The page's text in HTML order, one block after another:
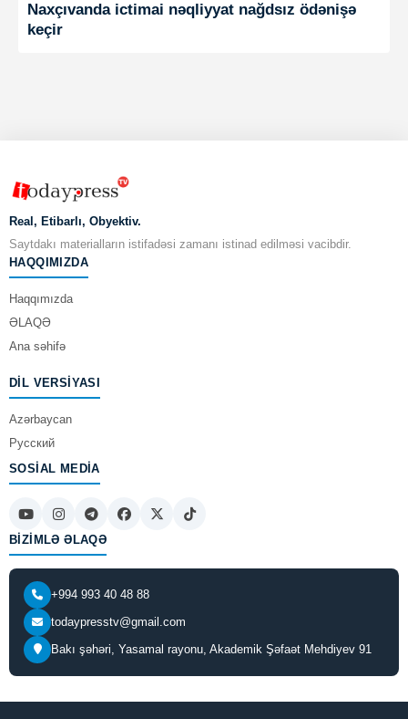
Naxçıvanda ictimai nəqliyyat nağdsız ödənişə
keçir
Real, Etibarlı, Obyektiv.
Saytdakı materialların istifadəsi zamanı istinad edilməsi vacibdir.
HAQQIMIZDA
Haqqımızda
ƏLAQƏ
Ana səhifə
DIL VERSIYASI
Azərbaycan
Русский
SOSIAL MEDIA
BIZIMLƏ ƏLAQƏ
+994 993 40 48 88
todaypresstv@gmail.com
Bakı şəhəri, Yasamal rayonu, Akademik Şəfaət Mehdiyev 91